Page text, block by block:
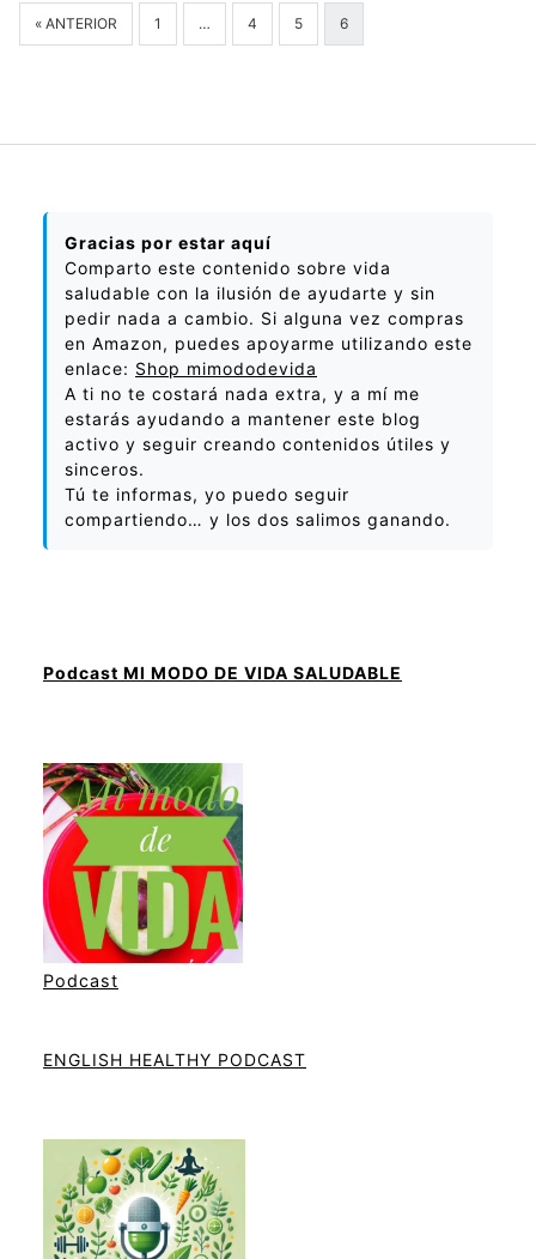
« ANTERIOR 1 … 4 5 6
Gracias por estar aquí
Comparto este contenido sobre vida
saludable con la ilusión de ayudarte y sin
pedir nada a cambio. Si alguna vez compras
en Amazon, puedes apoyarme utilizando este
enlace: Shop mimododevida
A ti no te costará nada extra, y a mí me
estarás ayudando a mantener este blog
activo y seguir creando contenidos útiles y
sinceros.
Tú te informas, yo puedo seguir
compartiendo… y los dos salimos ganando.
Podcast MI MODO DE VIDA SALUDABLE
Podcast
ENGLISH HEALTHY PODCAST